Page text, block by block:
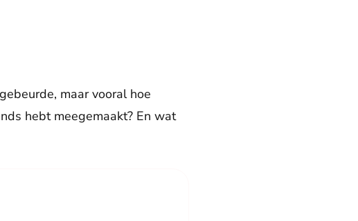
maar vooral hoe
hebt meegemaakt? En wat